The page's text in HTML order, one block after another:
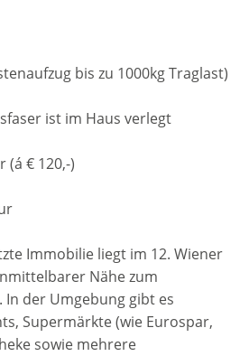
bis zu 1000kg Traglast)
ist im Haus verlegt
(á € 120,-)
Immobilie liegt im 12. Wiener
Nähe zum
der Umgebung gibt es
Supermärkte (wie Eurospar,
sowie mehrere